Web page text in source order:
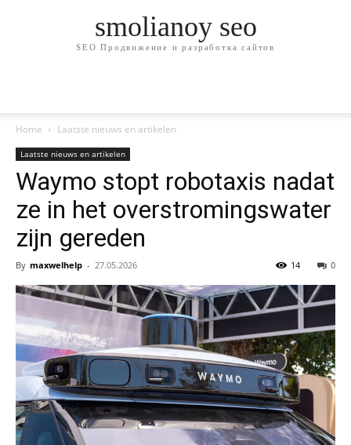
smolianoy seo
SEO Продвижение и разработка сайтов
Home Laatste nieuws en artikelen
Laatste nieuws en artikelen
Waymo stopt robotaxis nadat
ze in het overstromingswater
zijn gereden
By maxwelhelp - 27.05.2026 0
14